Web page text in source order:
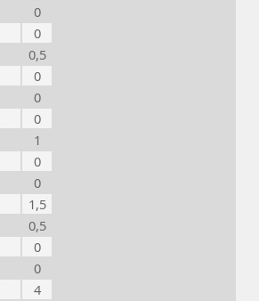
0
0
0,5
0
0
0
1
0
0
1,5
0,5
0
0
4